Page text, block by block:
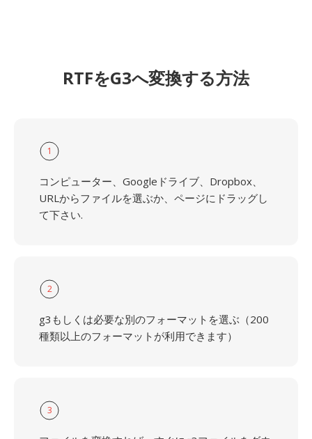
RTFをG3へ変換する方法
1
コンピューター、Googleドライブ、Dropbox、
URLからファイルを選ぶか、ページにドラッグし
て下さい.
2
g3もしくは必要な別のフォーマットを選ぶ（200
種類以上のフォーマットが利用できます）
3